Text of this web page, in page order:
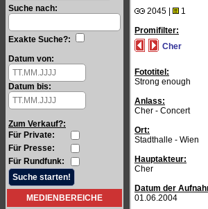
Suche nach:
Exakte Suche?:
Datum von:
Datum bis:
Zum Verkauf?:
Für Private:
Für Presse:
Für Rundfunk:
MEDIENBEREICHE
2045 |
1
Promifilter:
Cher
Fototitel:
Strong enough
Anlass:
Cher - Concert
Ort:
Stadthalle - Wien
Hauptakteur:
Cher
Datum der
01.06.2004